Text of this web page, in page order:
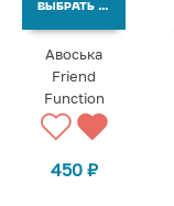
ВЫБРАТЬ ВАРИАНТЫ
Авоська
Friend
Function
450 ₽